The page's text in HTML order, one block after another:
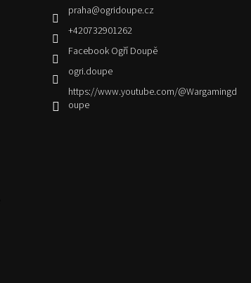
praha@ogridoupe.cz
+420732901262
Facebook Ogří Doupě
ogri.doupe
https://www.youtube.com/@Wargamingd
oupe